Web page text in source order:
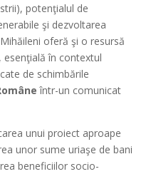
potenţialul de
şi dezvoltarea
oferă şi o resursă
în contextul
de schimbările
într-un comunicat
unui proiect aproape
unor sume uriaşe de bani
beneficiilor socio-